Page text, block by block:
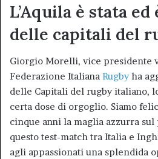
L’Aquila è stata
delle capitali del
Giorgio Morelli, vice presidente
Federazione Italiana Rugbyha
delle Capitali del rugby italiano,
certa dose di orgoglio. Siamo
cinque anni la maglia azzurra
questo test-match tra Italia e
agli appassionati una splendida